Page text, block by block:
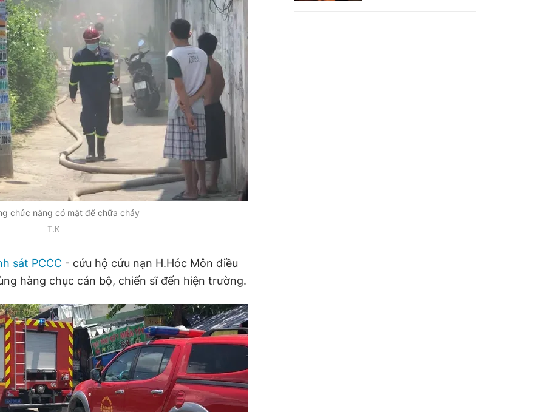
chức năng có mặt để chữa cháy
T.K
sát PCCC - cứu hộ cứu nạn H.Hóc Môn điều
hàng chục cán bộ, chiến sĩ đến hiện trường.